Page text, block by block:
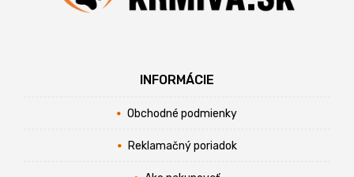
INFORMÁCIE
Obchodné podmienky
Reklamačný poriadok